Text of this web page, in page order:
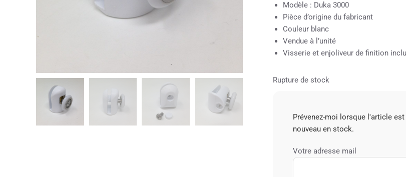
Modèle : Duka 3000
Pièce d’origine du fabricant
Couleur blanc
Vendue à l’unité
Visserie et enjoliveur de finition
Rupture de stock
Prévenez-moi lorsque l'article est
nouveau en stock.
Votre adresse mail